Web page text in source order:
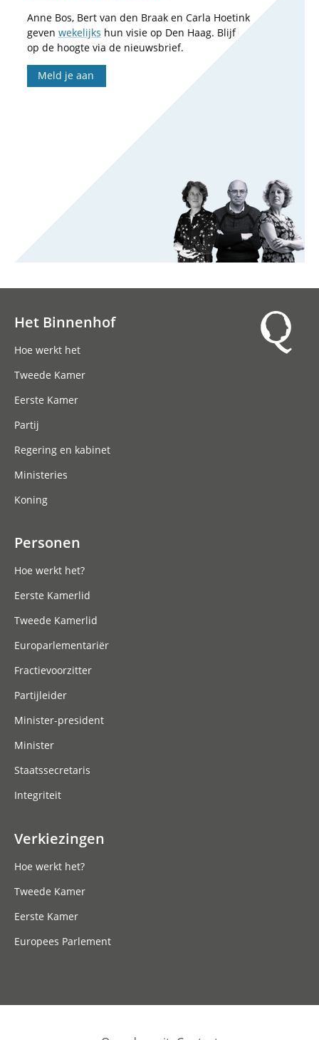
Anne Bos, Bert van den Braak en Carla Hoetink
geven wekelijks hun visie op Den Haag. Blijf
op de hoogte via de nieuwsbrief.
Meld je aan
Het Binnenhof
Hoe werkt het
Tweede Kamer
Eerste Kamer
Partij
Regering en kabinet
Ministeries
Koning
Personen
Hoe werkt het?
Eerste Kamerlid
Tweede Kamerlid
Europarlementariër
Fractievoorzitter
Partijleider
Minister-president
Minister
Staatssecretaris
Integriteit
Verkiezingen
Hoe werkt het?
Tweede Kamer
Eerste Kamer
Europees Parlement